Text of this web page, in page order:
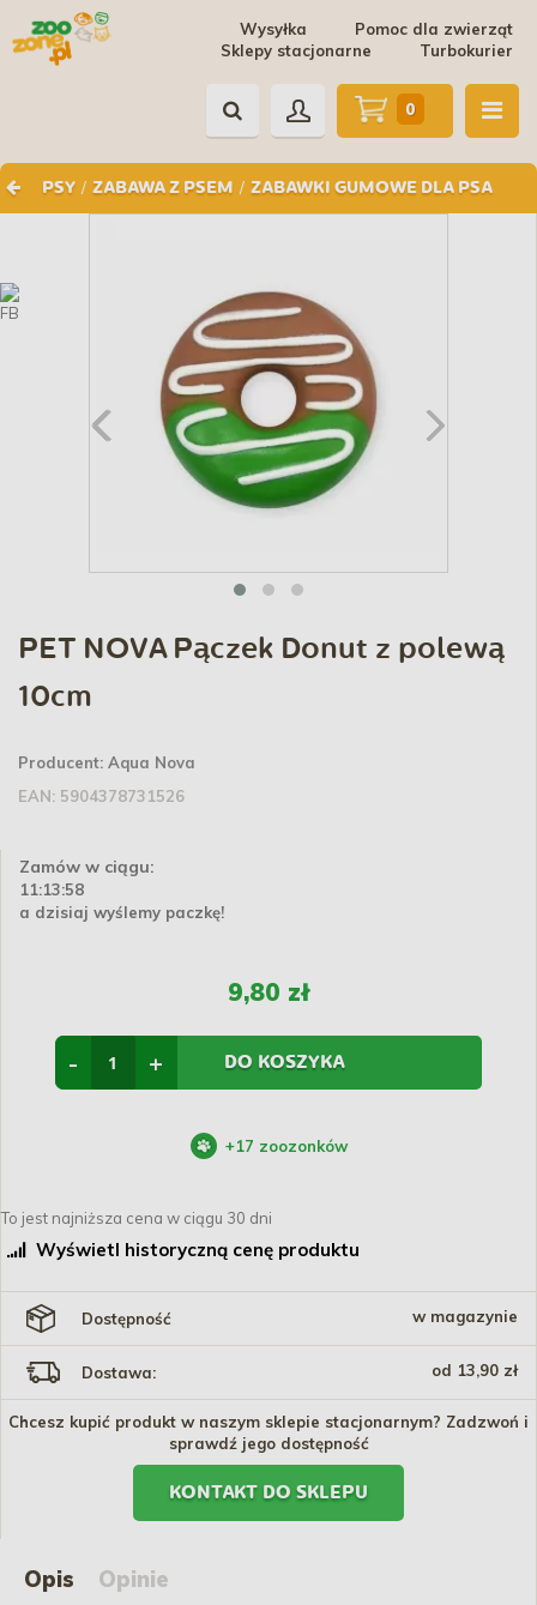
Pomoc dla zwierząt
Wysyłka
Turbokurier
Sklepy stacjonarne
PSY / ZABAWA Z PSEM / ZABAWKI GUMOWE DLA PSA
0
PET NOVA Pączek Donut z polewą
10cm
Producent: Aqua Nova
EAN: 5904378731526
Zamów w ciągu:
11:13:58
a dzisiaj wyślemy paczkę!
9,80 zł
+
- DO KOSZYKA
+17 zoozonków
To jest najniższa cena w ciągu 30 dni
Wyświetl historyczną cenę produktu
Dostępność w magazynie
Dostawa: od 13,90 zł
Chcesz kupić produkt w naszym sklepie stacjonarnym? Zadzwoń i
sprawdź jego dostępność
KONTAKT DO SKLEPU
Opis Opinie